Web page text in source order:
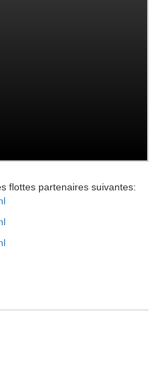
flottes partenaires suivantes: